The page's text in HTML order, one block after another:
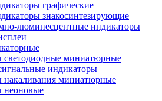
графические
знакосинтезирующие
люминесцентные индикаторы
миниатюрные
индикаторы
миниатюрные